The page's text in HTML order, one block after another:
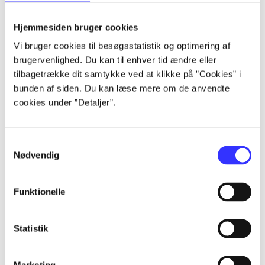
Hjemmesiden bruger cookies
Vi bruger cookies til besøgsstatistik og optimering af
brugervenlighed. Du kan til enhver tid ændre eller
tilbagetrække dit samtykke ved at klikke på ”Cookies” i
bunden af siden. Du kan læse mere om de anvendte
cookies under ”Detaljer”.
Nødvendig
Funktionelle
Statistik
lorem ipsum dolor sit amet ...
lorem ipsum dolor sit amet ...
lorem ipsum dolor sit amet ...
lorem ipsum dolor sit amet ...
lorem ipsum dolor sit amet ...
lorem ipsum dolor sit amet ...
lorem ipsum dolor sit amet ...